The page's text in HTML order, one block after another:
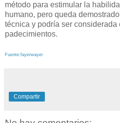
método para estimular la
humano, pero queda
técnica y podría ser considerada
padecimientos.
Fuente:fayerwayer
Compartir